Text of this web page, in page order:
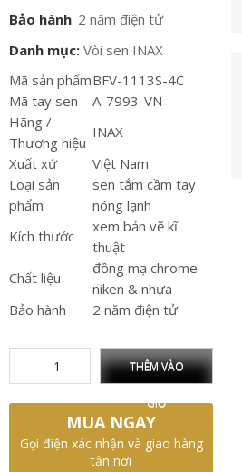
Bảo hành 2 năm điện tử
Danh mục: Vòi sen INAX
Mã sản phẩmBFV-1113S-4C
Mã tay sen
A-7993-VN
Hãng /
Thương hiệu
INAX
Xuất xứ
Việt Nam
Loại sản
phẩm
sen tắm cầm tay
nóng lạnh
Kích thước
xem bản vẽ kĩ
thuật
Chất liệu
đồng mạ chrome
niken & nhựa
Bảo hành
2 năm điện tử
THÊM VÀO
GIỎ
MUA NGAY
Gọi điện xác nhận và giao hàng
tận nơi